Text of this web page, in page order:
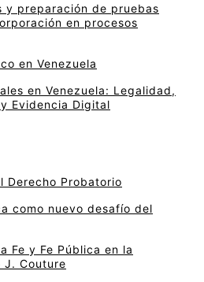
y preparación de pruebas
en procesos
en Venezuela
en Venezuela: Legalidad,
Evidencia Digital
Derecho Probatorio
como nuevo desafío del
Fe y Fe Pública en la
J. Couture